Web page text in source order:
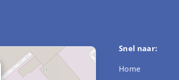
Snel naar:
Home